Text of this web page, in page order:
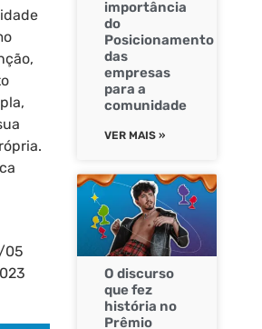
05
importância
do
Posicionamento
das
empresas
para a
comunidade
VER MAIS »
O discurso
que fez
história no
Prêmio